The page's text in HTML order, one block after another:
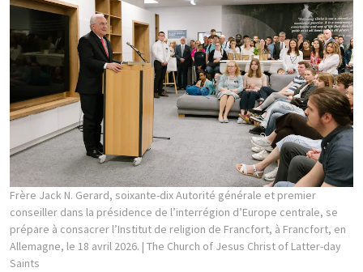
Frère Jack N. Gerard, soixante-dix Autorité générale et premier
conseiller dans la présidence de l’interrégion d’Europe centrale, se
prépare à consacrer l’Institut de religion de Francfort, à Francfort, en
Allemagne, le 18 avril 2026. | The Church of Jesus Christ of Latter-day
Saints